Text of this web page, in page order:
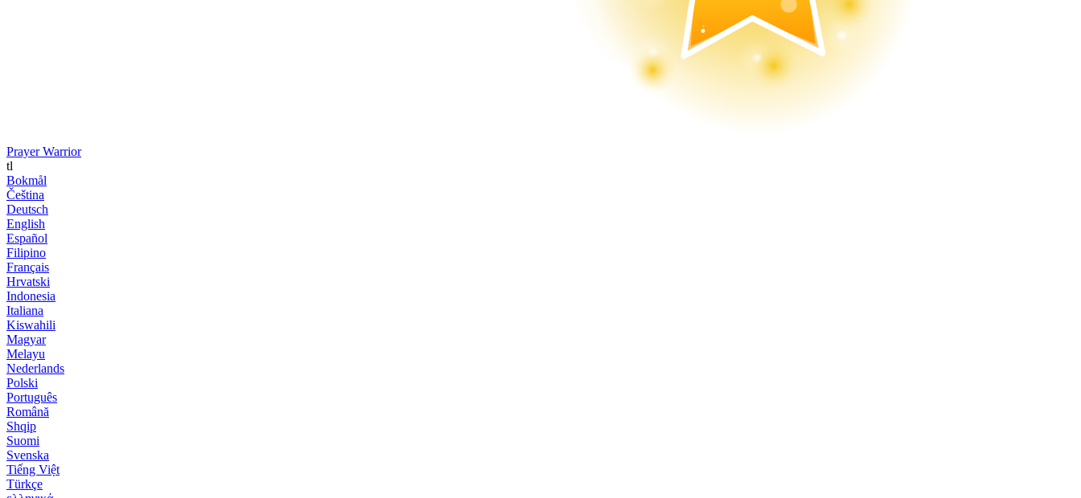
Prayer Warrior
tl
Bokmål
Čeština
Deutsch
English
Español
Filipino
Français
Hrvatski
Indonesia
Italiana
Kiswahili
Magyar
Melayu
Nederlands
Polski
Português
Română
Shqip
Suomi
Svenska
Tiếng Việt
Türkçe